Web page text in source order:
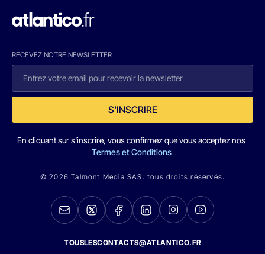
RECEVEZ NOTRE NEWSLETTER
S'INSCRIRE
En cliquant sur s'inscrire, vous confirmez que vous acceptez nos
Termes et Conditions
© 2026 Talmont Media SAS. tous droits réservés.
TOUSLESCONTACTS@ATLANTICO.FR